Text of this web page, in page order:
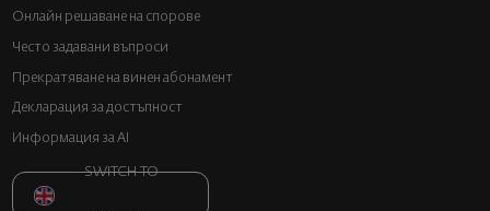
Онлайн решаване на спорове
Често задавани въпроси
Прекратяване на винен абонамент
Декларация за достъпност
Информация за AI
SWITCH TO